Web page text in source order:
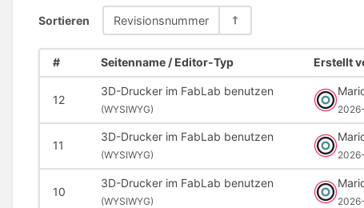
Sortieren Revisionsnummer
# Seitenname / Editor-Typ Erstellt
12
3D-Drucker im FabLab benutzen
(WYSIWYG)
11
3D-Drucker im FabLab benutzen
(WYSIWYG)
10
3D-Drucker im FabLab benutzen
(WYSIWYG)